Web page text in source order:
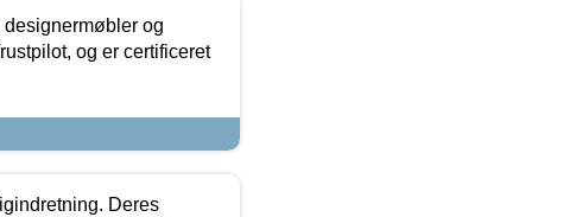
og
og er certificeret
Deres